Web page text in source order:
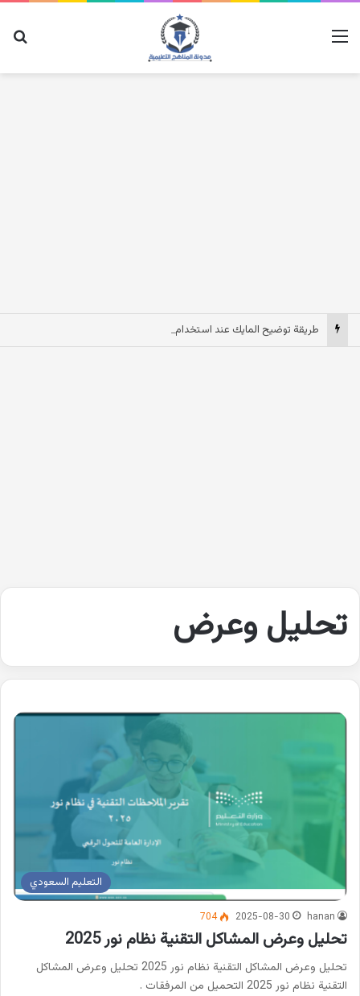
القائمة
تحليل وعرض
التعليم السعودي
hanan
2025-08-30
704
تحليل وعرض المشاكل التقنية نظام نور 2025
تحليل وعرض المشاكل التقنية نظام نور 2025 تحليل وعرض المشاكل
التقنية نظام نور 2025 التحميل من المرفقات .